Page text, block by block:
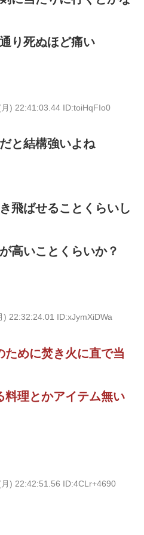
り死ぬほど痛い
) 22:41:03.44 ID:toiHqFIo0
と結構強いよね
飛ばせることくらいし
高いことくらいか？
) 22:32:24.01 ID:xJymXiDWa
めに焚き火に直で当
料理とかアイテム無い
) 22:42:51.56 ID:4CLr+4690